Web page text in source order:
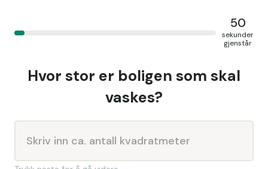
50
sekunder
gjenstår
Hvor stor er boligen som skal
vaskes?